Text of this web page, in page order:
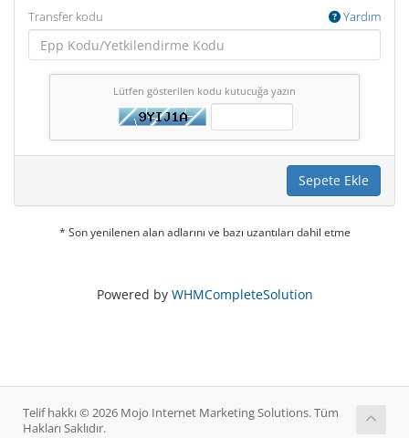
Transfer kodu Yardım
Lütfen gösterilen kodu kutucuğa yazın
Sepete Ekle
* Son yenilenen alan adlarını ve bazı uzantıları dahil etme
Powered by WHMCompleteSolution
Telif hakkı © 2026 Mojo Internet Marketing Solutions. Tüm
Hakları Saklıdır.